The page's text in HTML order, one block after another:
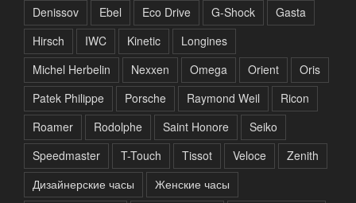
Denissov
Ebel Eco Drive G-Shock
Gasta
Hirsch
IWC Kinetic
Longines
Michel Herbelin
Nexxen Omega Orient
Oris
Patek Philippe
Porsche Raymond Weil
Ricon
Roamer
Rodolphe Saint Honore
Seiko
Speedmaster
T-Touch Tissot Veloce
Zenith
Дизайнерские часы
Женские часы